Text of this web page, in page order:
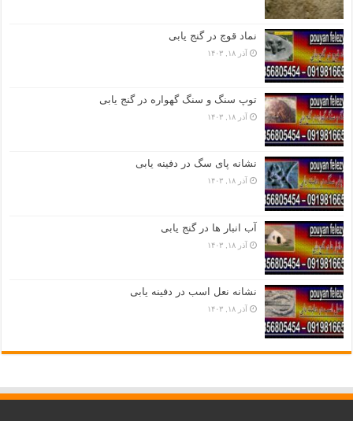
نماد قوچ در گنج یابی
آذر ۱۸, ۱۴۰۳
توپ سنگ و سنگ گهواره در گنج یابی
آذر ۱۸, ۱۴۰۳
نشانه پای سگ در دفینه یابی
آذر ۱۸, ۱۴۰۳
آب انبار ها در گنج یابی
آذر ۱۸, ۱۴۰۳
نشانه نعل اسب در دفینه یابی
آذر ۱۸, ۱۴۰۳